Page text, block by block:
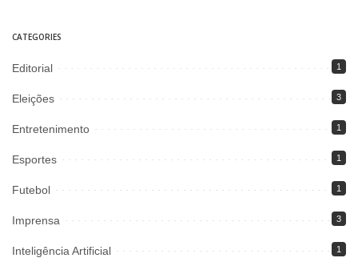
CATEGORIES
Editorial 1
Eleições 3
Entretenimento 1
Esportes 1
Futebol 1
Imprensa 3
Inteligência Artificial 1